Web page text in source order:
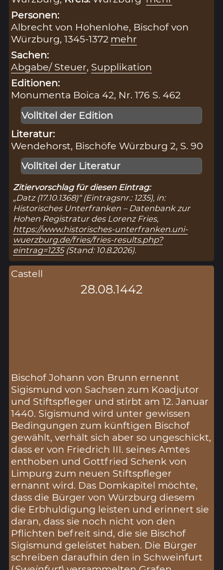
Personen:
Albrecht von Hohenlohe, Bischof von
Würzburg, 1345-1372 mehr
Sachen:
Abgabe/ Steuer, Supplikation
Editionen:
Monumenta Boica 42, Nr. 176 S. 462
Volltitel der Edition
Literatur:
Wendehorst, Bischöfe Würzburg 2, S. 90
Volltitel der Literatur
Zitiervorschlag für diesen Eintrag:
„Datz (17.10.1368)“ (Eintragsnr.: 1235), in:
Historisches Unterfranken – Datenbank zur
Hohen Registratur des Lorenz Fries,
https://www.historisches-unterfranken.uni-
wuerzburg.de/fries/fries-results.php?
eintrag=1235(Stand: 10.8.2026).
Castell
28.08.1442
Bischof Johann von Brunn ernennt
Sigismund von Sachsen zum Koadjutor
und Stiftspfleger und stirbt am 12. Januar
1440. Sigismund wird unter gewissen
Bedingungen zum künftigen Bischof
gewählt, verhält sich aber so ungeschickt,
dass er von Friedrich III. seines Amtes
enthoben und Gottfried Schenk von
Limpurg zum neuen Stiftspfleger
ernannt wird. Das Domkapitel möchte,
dass die Bürger von Würzburg diesem
die Erbhuldigung leisten und erinnert sie
daran, dass sie noch nicht von den
Pflichten befreit sind, die sie Bischof
Sigismund geleistet haben. Die Bürger
schreiben daraufhin den in Schweinfurt